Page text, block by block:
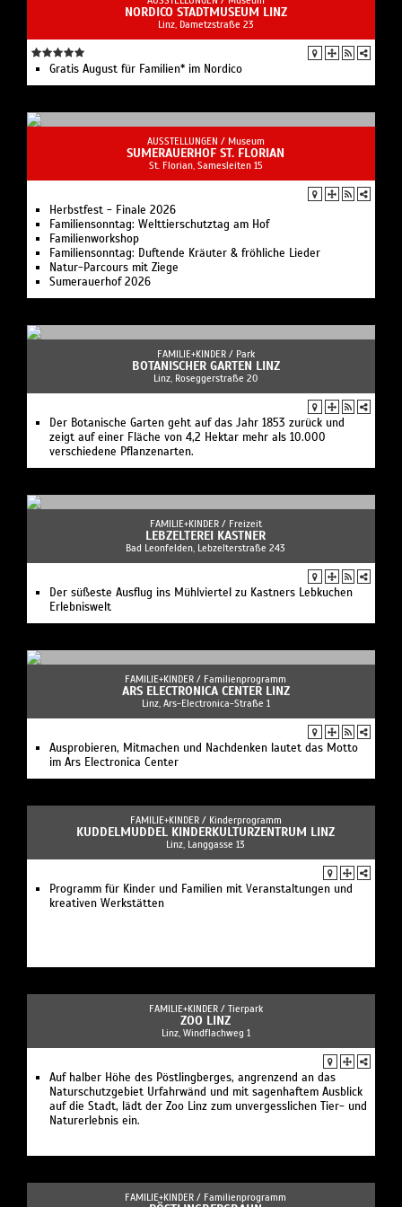
Gruppen gebildet werden, die dann die oben
angeführten Themen bearbeiten. Aus jedem
Themenblock werden selbstständig zweit
Fragestellung/Arbeitsaufträge ausgewählt, bearbeitet
und die Ergebnisse im Anschluss den Kolleginnen und
Fragen/Aufgabenstellungen
NORDICO STADTMUSEUM LINZ
Linz, Dametzstraße 23
Gratis August für Familien* im Nordico
AUSSTELLUNGEN / Museum
SUMERAUERHOF ST. FLORIAN
St. Florian, Samesleiten 15
Herbstfest - Finale 2026
Familiensonntag: Welt­tier­schutz­tag am Hof
Familienworkshop
Familiensonntag: Duftende Kräuter & fröhliche Lieder
Natur-Parcours mit Ziege
Sumerauerhof 2026
FAMILIE+KINDER / Park
BOTANISCHER GARTEN LINZ
Linz, Roseggerstraße 20
Der Botanische Garten geht auf das Jahr 1853 zurück und
zeigt auf einer Fläche von 4,2 Hektar mehr als 10.000
verschiedene Pflanzenarten.
FAMILIE+KINDER / Freizeit
LEBZELTEREI KASTNER
Bad Leonfelden, Lebzelterstraße 243
Der süßeste Ausflug ins Mühlviertel zu Kastners Lebkuchen
Erlebniswelt
FAMILIE+KINDER / Familienprogramm
ARS ELECTRONICA CENTER LINZ
Linz, Ars-Electronica-Straße 1
Ausprobieren, Mitmachen und Nachdenken lautet das Motto
im Ars Electronica Center
FAMILIE+KINDER / Kinderprogramm
KUDDELMUDDEL KINDERKULTURZENTRUM LINZ
Linz, Langgasse 13
Programm für Kinder und Familien mit Veranstaltungen und
kreativen Werkstätten
FAMILIE+KINDER / Tierpark
ZOO LINZ
Linz, Windflachweg 1
Auf halber Höhe des Pöstlingberges, angrenzend an das
Naturschutzgebiet Urfahrwänd und mit sagenhaftem Ausblick
auf die Stadt, lädt der Zoo Linz zum unvergesslichen Tier- und
Naturerlebnis ein.
FAMILIE+KINDER / Familienprogramm